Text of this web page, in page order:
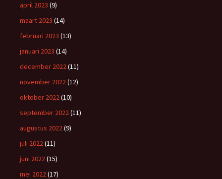
april 2023 (9)
maart 2023 (14)
februari 2023 (13)
januari 2023 (14)
december 2022(11)
november 2022(12)
oktober 2022(10)
september 2022(11)
augustus 2022(9)
juli 2022(11)
juni 2022(15)
mei 2022(17)